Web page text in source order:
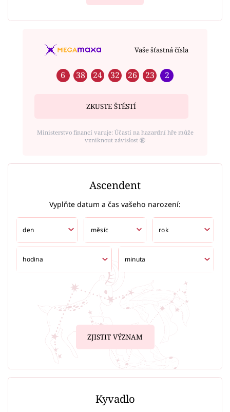
Vaše šťastná čísla
6 38 24 32 26 23 2
ZKUSTE ŠTĚSTÍ
Ministerstvo financí varuje: Účastí na hazardní hře může
vzniknout závislost ⑱
Ascendent
Vyplňte datum a čas vašeho narození:
ZJISTIT VÝZNAM
Kyvadlo